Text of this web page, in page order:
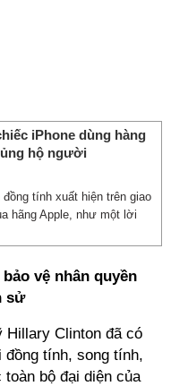
iPhone dùng hàng
hộ người
tính xuất hiện trên giao
hãng Apple, như một lời
vệ nhân quyền
sử
Hillary Clinton đã có
đồng tính, song tính,
bộ đại diện của